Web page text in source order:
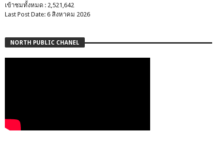
เข้าชมทั้งหมด : 2,521,642
Last Post Date: 6 สิงหาคม 2026
NORTH PUBLIC CHANEL